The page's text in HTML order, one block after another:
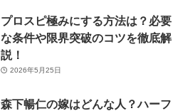
プロスピ極みにする方法は？必要
な条件や限界突破のコツを徹底解
説！
2026年5月25日
森下暢仁の嫁はどんな人？ハーフ